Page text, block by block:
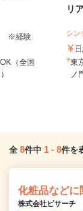
※経験
（全国
リ
シ
東
ノ
全 8件中 1 - 8件を
化粧品などに
株式会社ビサーチ